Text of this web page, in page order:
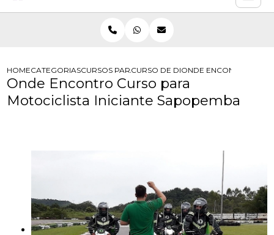
HOMECATEGORIASCURSOS PARA MOTOCICLISTAS
CURSO DE DIRECAO PREVENTIVA
ONDE ENCONTRO
Onde Encontro Curso para
Motociclista Iniciante Sapopemba